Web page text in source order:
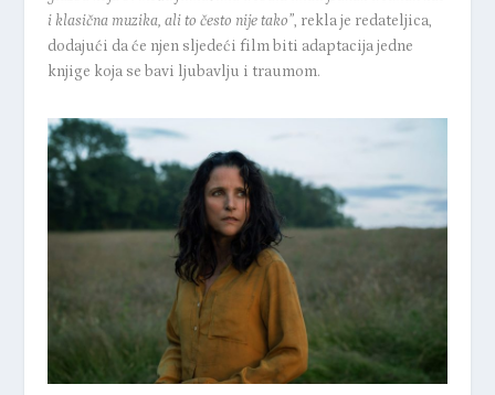
i klasična muzika, ali to često nije tako”, rekla je redateljica,
dodajući da će njen sljedeći film biti adaptacija jedne
knjige koja se bavi ljubavlju i traumom.